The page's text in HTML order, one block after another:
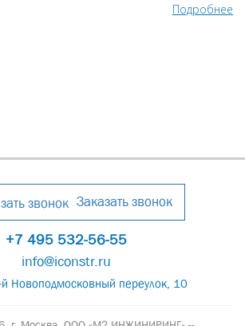
Подробнее
Заказать звонок
+7 495 532-56-55
info@iconstr.ru
Новоподмосковный переулок, 10